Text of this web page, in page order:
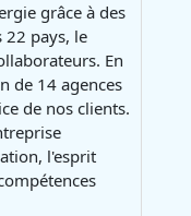
grâce à des
22 pays, le
En
de 14 agences
de nos clients.
l'esprit